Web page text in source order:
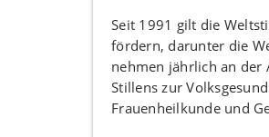
Seit 1991 gilt die
fördern, darunter die
nehmen jährlich an der
Stillens zur
Frauenheilkunde und